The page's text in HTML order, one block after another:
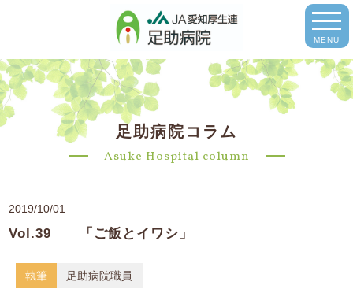
MENU
足助病院コラム
Asuke Hospital column
2019/10/01
Vol.39 「ご飯とイワシ」
執筆 足助病院職員